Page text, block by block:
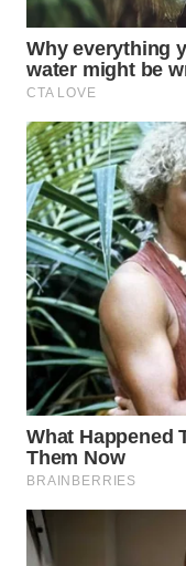
WN
KARO
SIMALUNGUN
WN
LABUHANBATU
WN
TAPANULI
TENGAH
WN DELI
SERDANG
WN
TEBING
TINGGI